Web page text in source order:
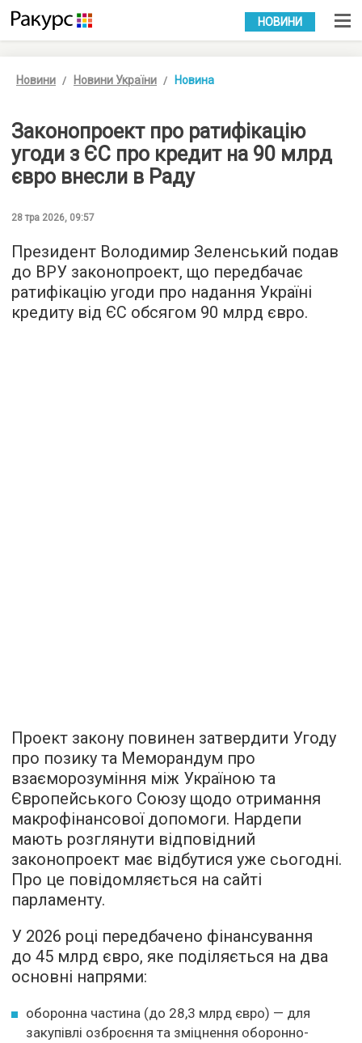
УКР РУС
НОВИНИ
Новини Новини України Новина
Законопроект про ратифікацію
угоди з ЄС про кредит на 90 млрд
євро внесли в Раду
28 тра 2026, 09:57
Президент Володимир Зеленський подав
до ВРУ законопроект, що передбачає
ратифікацію угоди про надання Україні
кредиту від ЄС обсягом 90 млрд євро.
Проект закону повинен затвердити Угоду
про позику та Меморандум про
взаєморозуміння між Україною та
Європейського Союзу щодо отримання
макрофінансової допомоги. Нардепи
мають розглянути відповідний
законопроект має відбутися уже сьогодні.
Про це повідомляється на сайті
парламенту.
У 2026 році передбачено фінансування
до 45 млрд євро, яке поділяється на два
основні напрями:
оборонна частина (до 28,3 млрд євро) — для
закупівлі озброєння та зміцнення оборонно-